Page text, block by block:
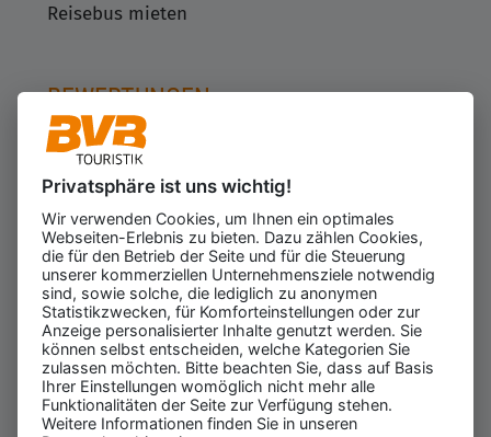
Reisebus mieten
BEWERTUNGEN
623
für den Veranstalter
Gesamtbewertung
4.43von 5.00
Weiterempfehlung
97%
08.08.2026 ⓘ Echte Bewertungen
Privatsphäre ist uns wichtig!
Wir verwenden Cookies, um Ihnen ein optimales
Webseiten-Erlebnis zu bieten. Dazu zählen Cookies,
die für den Betrieb der Seite und für die Steuerung
unserer kommerziellen Unternehmensziele notwendig
sind, sowie solche, die lediglich zu anonymen
Statistikzwecken, für Komforteinstellungen oder zur
Anzeige personalisierter Inhalte genutzt werden. Sie
können selbst entscheiden, welche Kategorien Sie
zulassen möchten. Bitte beachten Sie, dass auf Basis
Ihrer Einstellungen womöglich nicht mehr alle
Funktionalitäten der Seite zur Verfügung stehen.
Weitere Informationen finden Sie in unseren